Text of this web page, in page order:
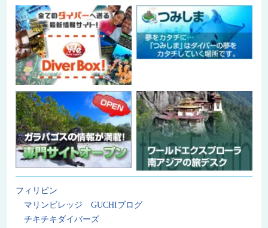
フィリピン
マリンビレッジ GUCHIブログ
チキチキダイバーズ